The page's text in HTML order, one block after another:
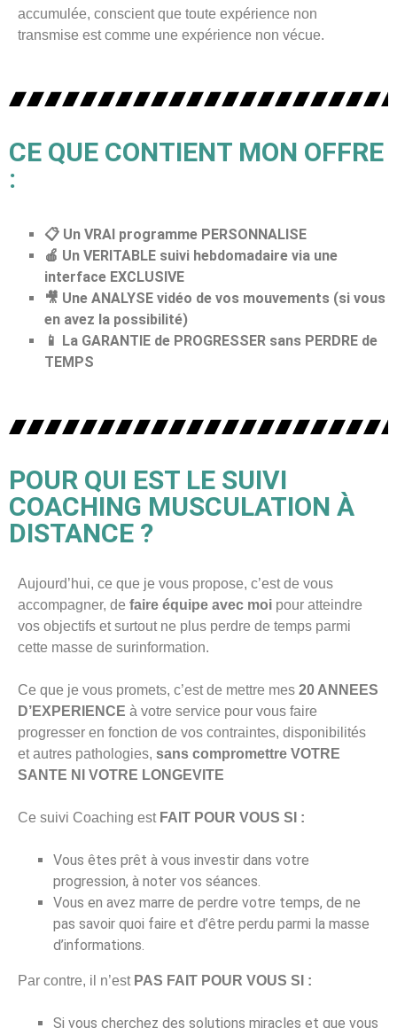
accumulée, conscient que toute expérience non
transmise est comme une expérience non vécue.
CE QUE CONTIENT MON OFFRE
:
📋 Un VRAI programme PERSONNALISE
🍎 Un VERITABLE suivi hebdomadaire via une
interface EXCLUSIVE
🎥 Une ANALYSE vidéo de vos mouvements (si vous
en avez la possibilité)
📱 La GARANTIE de PROGRESSER sans PERDRE de
TEMPS
POUR QUI EST LE SUIVI
COACHING MUSCULATION À
DISTANCE ?
Aujourd’hui, ce que je vous propose, c’est de vous
accompagner, de faire équipe avec moi pour atteindre
vos objectifs et surtout ne plus perdre de temps parmi
cette masse de surinformation.
Ce que je vous promets, c’est de mettre mes 20 ANNEES
D’EXPERIENCE à votre service pour vous faire
progresser en fonction de vos contraintes, disponibilités
et autres pathologies, sans compromettre VOTRE
SANTE NI VOTRE LONGEVITE
Ce suivi Coaching est FAIT POUR VOUS SI :
Vous êtes prêt à vous investir dans votre
progression, à noter vos séances.
Vous en avez marre de perdre votre temps, de ne
pas savoir quoi faire et d’être perdu parmi la masse
d’informations.
Par contre, il n’est PAS FAIT POUR VOUS SI :
Si vous cherchez des solutions miracles et que vous